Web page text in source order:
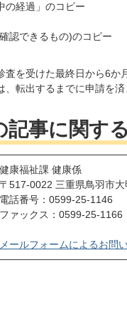
の経過」のコピー
認できるもの)のコピー
査を受けた最終日から6か
転出するまでに申請を済
記事に関す
健康福祉課 健康係
〒517-0022 三重県鳥羽市
電話番号：0599-25-1146
ファックス：0599-25-1166
メールフォームによるお問